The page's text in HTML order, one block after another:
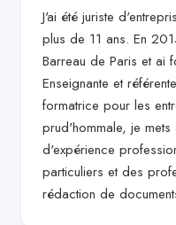
J'ai été juriste
plus de 11 ans. En
Barreau de Paris et ai
Enseignante et
formatrice pour les
prud'hommale, je
d'expérience
particuliers et des
rédaction de